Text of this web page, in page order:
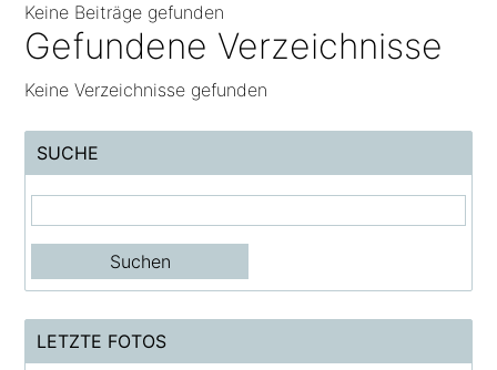
Keine Beiträge gefunden
Gefundene Verzeichnisse
Keine Verzeichnisse gefunden
SUCHE
LETZTE FOTOS